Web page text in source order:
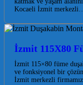
Kocaeli İzmit merkezli…
İzmit 115X80
İzmit 115×80 füme
ve fonksiyonel bir
İzmit merkezli